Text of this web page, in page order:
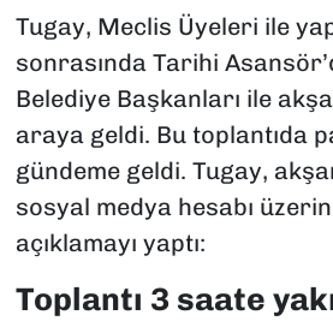
Tugay, Meclis Üyeleri ile
sonrasında Tarihi
Belediye Başkanları ile
araya geldi. Bu toplantıda
gündeme geldi. Tugay,
sosyal medya hesabı
açıklamayı yaptı:
Toplantı 3 saate